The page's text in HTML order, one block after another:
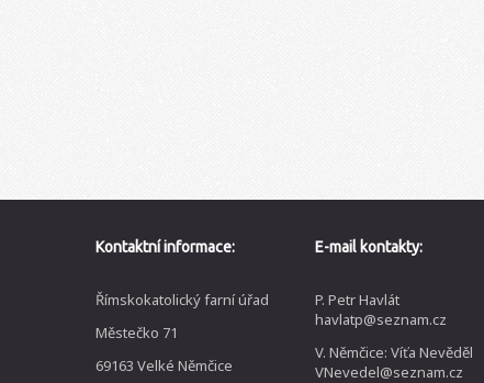
Kontaktní informace:
Římskokatolický farní úřad
Městečko 71
69163 Velké Němčice
E-mail kontakty:
P. Petr Havlát
havlatp@seznam.cz
V. Němčice: Víťa Nevěděl
VNevedel@seznam.cz